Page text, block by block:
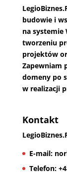
budowie i
na systemie
tworzeniu
projektów
Zapewniam
domeny po
w realizacji
Kontakt
E-mail:
Telefon: